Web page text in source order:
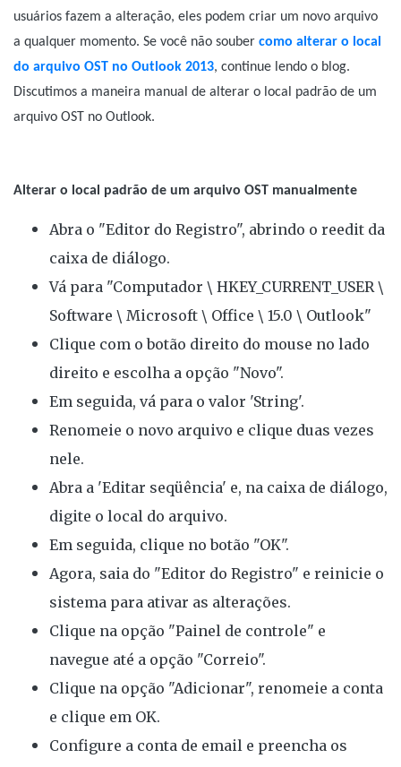
usuários fazem a alteração, eles podem criar um novo arquivo
a qualquer momento. Se você não souber como alterar o local
do arquivo OST no Outlook 2013, continue lendo o blog.
Discutimos a maneira manual de alterar o local padrão de um
arquivo OST no Outlook.
Alterar o local padrão de um arquivo OST manualmente
Abra o "Editor do Registro", abrindo o reedit da
caixa de diálogo.
Vá para "Computador \ HKEY_CURRENT_USER \
Software \ Microsoft \ Office \ 15.0 \ Outlook"
Clique com o botão direito do mouse no lado
direito e escolha a opção "Novo".
Em seguida, vá para o valor 'String'.
Renomeie o novo arquivo e clique duas vezes
nele.
Abra a 'Editar seqüência' e, na caixa de diálogo,
digite o local do arquivo.
Em seguida, clique no botão "OK".
Agora, saia do "Editor do Registro" e reinicie o
sistema para ativar as alterações.
Clique na opção "Painel de controle" e
navegue até a opção "Correio".
Clique na opção "Adicionar", renomeie a conta
e clique em OK.
Configure a conta de email e preencha os